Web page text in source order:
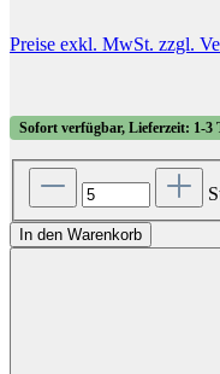
Preise exkl. MwSt. zzgl.
Sofort verfügbar, Lieferzeit: 1-3
In den Warenkorb